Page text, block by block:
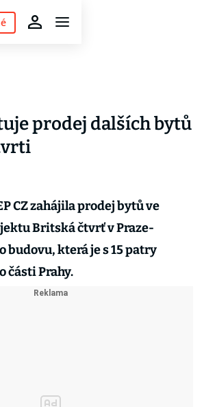
prodej dalších bytů
CZ zahájila prodej bytů ve
Britská čtvrť v Praze-
budovu, která je s 15 patry
části Prahy.